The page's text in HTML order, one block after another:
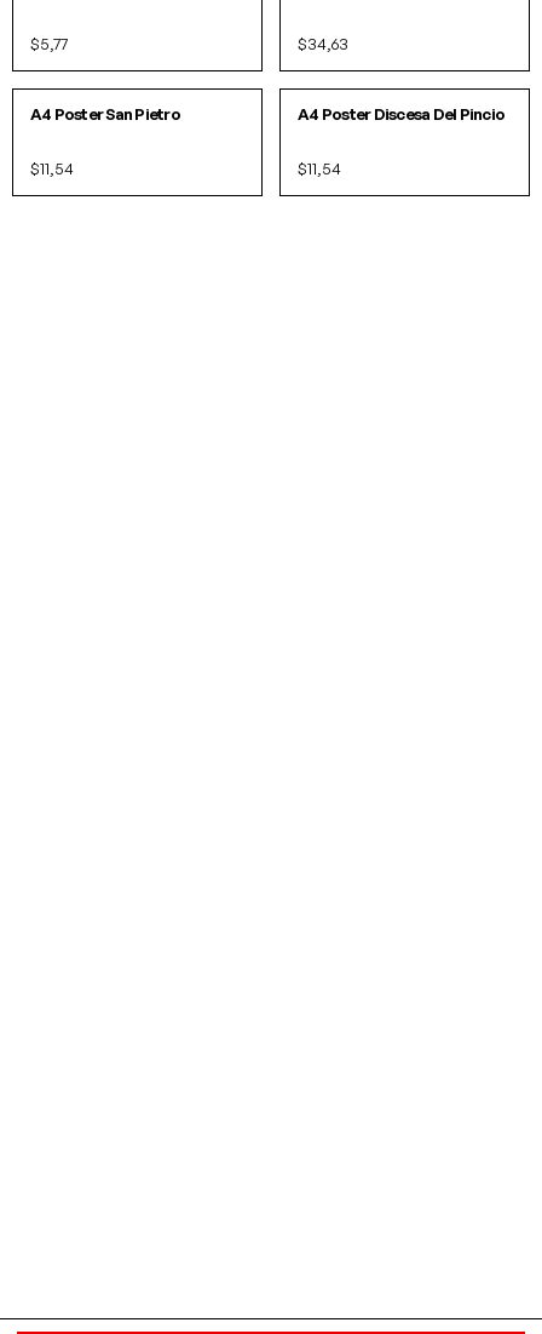
$5,77 $34,63
IN 9 COLORI
A4 Poster San Pietro
$11,54
IN 9 COLORI
A4 Poster Discesa Del Pincio
$11,54